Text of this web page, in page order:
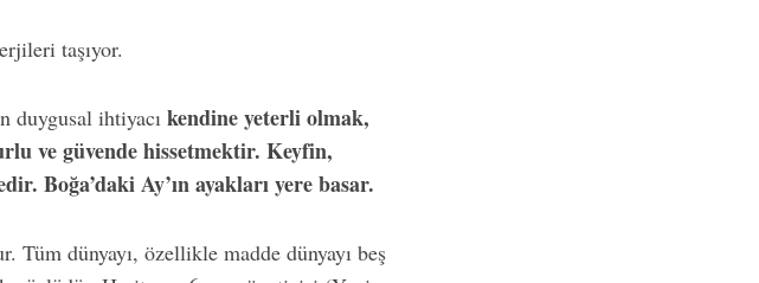
taşıyor.
duygusal ihtiyacı kendine yeterli olmak,
ve güvende hissetmektir. Keyfin,
Boğa’daki Ay’ın ayakları yere basar.
dünyayı, özellikle madde dünyayı beş